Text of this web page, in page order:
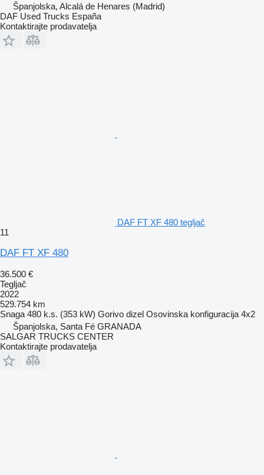
Španjolska, Alcalá de Henares (Madrid)
DAF Used Trucks España
Kontaktirajte prodavatelja
DAF FT XF 480 tegljač
11
DAF FT XF 480
36.500 €
Tegljač
2022
529.754 km
Snaga 480 k.s. (353 kW) Gorivo dizel Osovinska konfiguracija 4x2
Španjolska, Santa Fé GRANADA
SALGAR TRUCKS CENTER
Kontaktirajte prodavatelja